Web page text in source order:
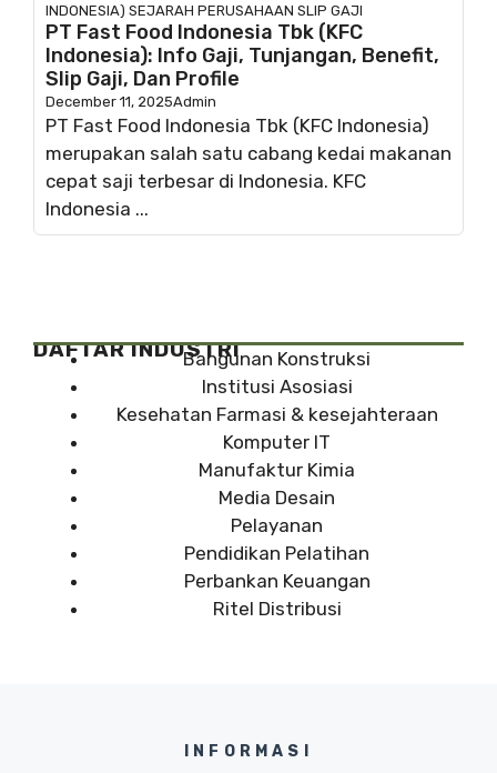
INDONESIA) SEJARAH PERUSAHAAN SLIP GAJI
PT Fast Food Indonesia Tbk (KFC
Indonesia): Info Gaji, Tunjangan, Benefit,
Slip Gaji, Dan Profile
December 11, 2025Admin
PT Fast Food Indonesia Tbk (KFC Indonesia)
merupakan salah satu cabang kedai makanan
cepat saji terbesar di Indonesia. KFC
Indonesia ...
DAFTAR INDUSTRIBangunan Konstruksi
Institusi Asosiasi
Kesehatan Farmasi & kesejahteraan
Komputer IT
Manufaktur Kimia
Media Desain
Pelayanan
Pendidikan Pelatihan
Perbankan Keuangan
Ritel Distribusi
INFORMASI